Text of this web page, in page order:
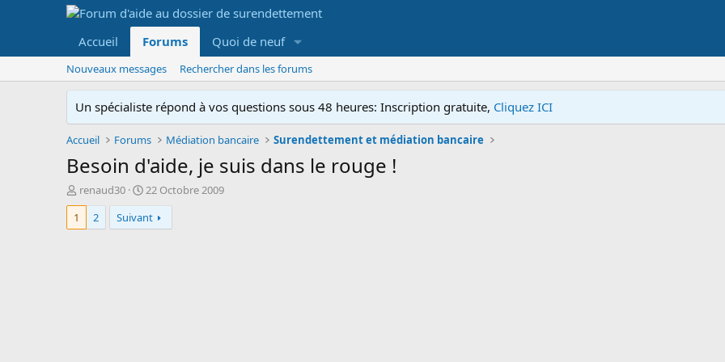
Accueil Forums Quoi de neuf
Nouveaux messages Rechercher dans les forums
Un spécialiste répond à vos questions sous 48 heures: Inscription gratuite, Cliquez ICI
Accueil Forums Médiation bancaire Surendettement et médiation bancaire
Besoin d'aide, je suis dans le rouge !
A
u
e
renaud30
D
a
t
e
22 Octobre 2009
1
2 Suivant